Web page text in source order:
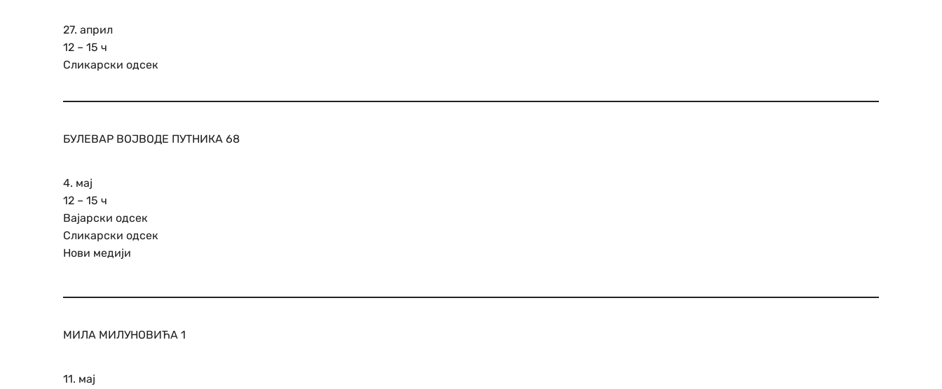
27. април
12 – 15 ч
Сликарски одсек
БУЛЕВАР ВОЈВОДЕ ПУТНИКА 68
4. мај
12 – 15 ч
Вајарски одсек
Сликарски одсек
Нови медији
МИЛА МИЛУНОВИЋА 1
11. мај